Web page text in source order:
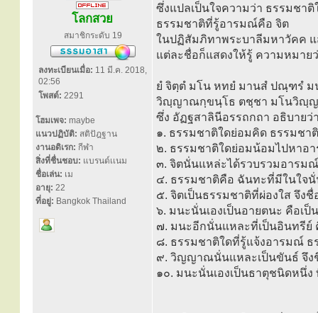
โลกสวย
สมาชิกระดับ 19
ลงทะเบียนเมื่อ: 11 มี.ค. 2018,
02:56
โพสต์: 2291
โฮมเพจ: maybe
แนวปฏิบัติ: สติปัฎฐาน
งานอดิเรก: กีฬา
สิ่งที่ชื่นชอบ: แบรนด์เเนม
ชื่อเล่น: เม
อายุ: 22
ที่อยู่: Bangkok Thailand
ซึ่งแปลเป็นใจความว่า ธรรมชา
ธรรมชาติที่รู้อารมณ์คือ จิต
ในปฏิสัมภิทาพระบาลีมหาวัคค แ
แต่ละชื่อก็แสดงให้รู้ ความหมาย
ยํ จิตฺตํ มโน หทยํ มานสํ ปณฺฑรํ
วิญฺญาณกฺขนฺโธ ตชฺชา มโนวิญฺญ
ซึ่ง อัฏฐสาลินีอรรถกถา อธิบายว่
๑. ธรรมชาติใดย่อมคิด ธรรมชา
๒. ธรรมชาติใดย่อมน้อมไปหาอ
๓. จิตนั่นแหล่ะได้รวบรวมอารม
๔. ธรรมชาติคือ ฉันทะที่มีในใจนั่
๕. จิตเป็นธรรมชาติที่ผ่องใส จึง
๖. มนะนั่นเองเป็นอายตนะ คือเป็
๗. มนะอีกนั่นแหละที่เป็นอินทรีย์
๘. ธรรมชาติใดที่รู้แจ้งอารมณ์
๙. วิญญาณนั่นแหละเป็นขันธ์ จึ
๑๐. มนะนั่นเองเป็นธาตุชนิดหนึ่